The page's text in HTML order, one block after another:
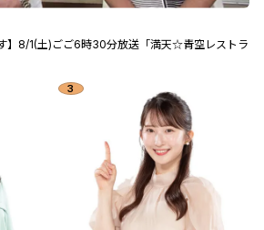
】8/1(土)ごご6時30分放送「満天☆青空レストラ